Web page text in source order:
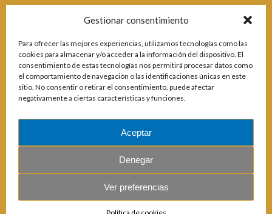
Gestionar consentimiento
Para ofrecer las mejores experiencias, utilizamos tecnologías como las
cookies para almacenar y/o acceder a la información del dispositivo. El
consentimiento de estas tecnologías nos permitirá procesar datos como
el comportamiento de navegación o las identificaciones únicas en este
sitio. No consentir o retirar el consentimiento, puede afectar
negativamente a ciertas características y funciones.
Aceptar
Denegar
Ver preferencias
Noticias de Calahonda Nº 95
04 Ene 2023